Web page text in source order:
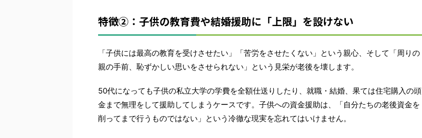
特徴②：子供の教育費や結婚援助に「上限」を設けない
「子供には最高の教育を受けさせたい」「苦労をさせたくない」という親心、そして「周りの
親の手前、恥ずかしい思いをさせられない」という見栄が老後を壊します。
50代になっても子供の私立大学の学費を全額仕送りしたり、就職・結婚、果ては住宅購入の頭
金まで無理をして援助してしまうケースです。子供への資金援助は、「自分たちの老後資金を
削ってまで行うものではない」という冷徹な現実を忘れてはいけません。